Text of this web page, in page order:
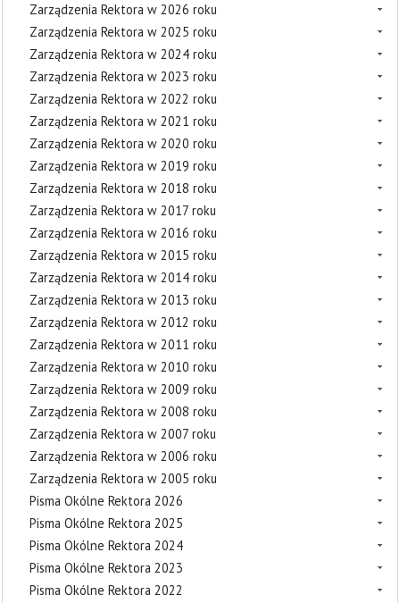
Zarządzenia Rektora w 2026 roku
Zarządzenia Rektora w 2025 roku
Zarządzenia Rektora w 2024 roku
Zarządzenia Rektora w 2023 roku
Zarządzenia Rektora w 2022 roku
Zarządzenia Rektora w 2021 roku
Zarządzenia Rektora w 2020 roku
Zarządzenia Rektora w 2019 roku
Zarządzenia Rektora w 2018 roku
Zarządzenia Rektora w 2017 roku
Zarządzenia Rektora w 2016 roku
Zarządzenia Rektora w 2015 roku
Zarządzenia Rektora w 2014 roku
Zarządzenia Rektora w 2013 roku
Zarządzenia Rektora w 2012 roku
Zarządzenia Rektora w 2011 roku
Zarządzenia Rektora w 2010 roku
Zarządzenia Rektora w 2009 roku
Zarządzenia Rektora w 2008 roku
Zarządzenia Rektora w 2007 roku
Zarządzenia Rektora w 2006 roku
Zarządzenia Rektora w 2005 roku
Pisma Okólne Rektora 2026
Pisma Okólne Rektora 2025
Pisma Okólne Rektora 2024
Pisma Okólne Rektora 2023
Pisma Okólne Rektora 2022